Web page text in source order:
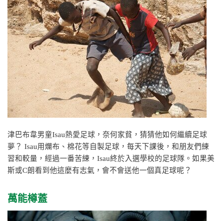
津巴布韋男童Isau熱愛足球，奈何家貧，猜猜他如何繼續足球
夢？ Isau用爛布、棉花等自製足球，每天下課後，和朋友們練
習和較量，經過一番苦練，Isau終於入選學校的足球隊。如果美
斯或C朗看到他這麼有志氣，會不會送他一個真足球呢？
萬能樽蓋